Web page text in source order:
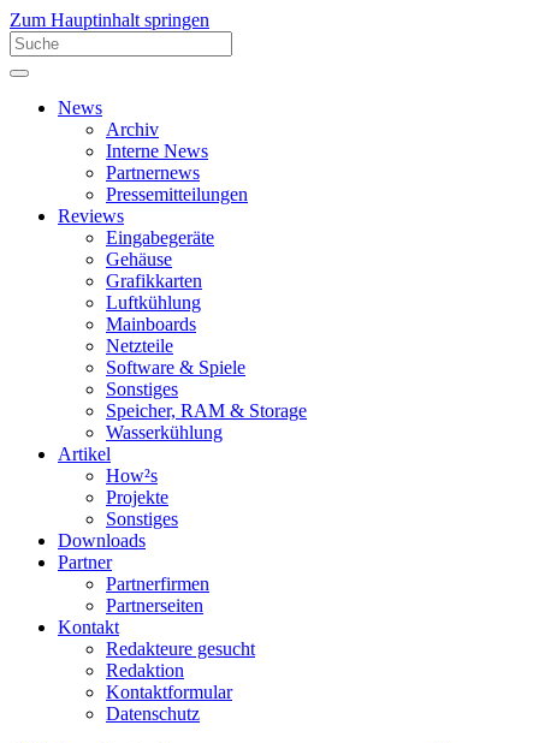
Zum Hauptinhalt springen
News
Archiv
Interne News
Partnernews
Pressemitteilungen
Reviews
Eingabegeräte
Gehäuse
Grafikkarten
Luftkühlung
Mainboards
Netzteile
Software & Spiele
Sonstiges
Speicher, RAM & Storage
Wasserkühlung
Artikel
How²s
Projekte
Sonstiges
Downloads
Partner
Partnerfirmen
Partnerseiten
Kontakt
Redakteure gesucht
Redaktion
Kontaktformular
Datenschutz